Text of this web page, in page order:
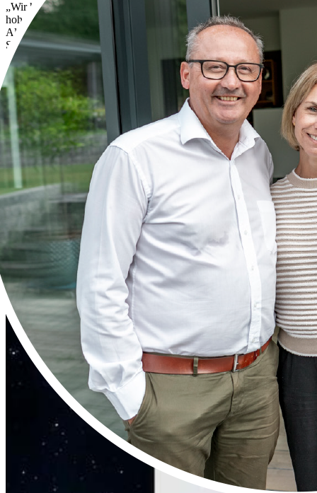
„Wir haben uns für GAYKO
entschieden, da diese unsere
hohen Anforderungen an ein schlichtes und modernes Design mit
Aluminiumfront erfüllen konnten. Dabei war uns das Thema
Sicherheit ganz wichtig und somit haben wir uns natürlich für das
bekannte Sicherheitssystem GAYKOSafeGA® entschieden. Wir
sind rundherum zufrieden, vor allem die perfekte Technik und das
tolle Design begeistern uns. Und was auch zählt, für die
fachgerechte Montage und einen super Service hat GAYKO seine
regionalen Fachpartner direkt vor Ort. Auch das war uns wichtig.“
Ehepaar Maier, Nümbrecht
Mehr dazu